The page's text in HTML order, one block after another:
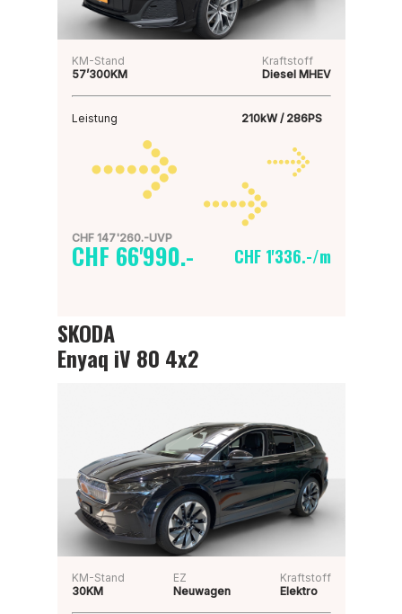
KM-Stand
57’300KM
Kraftstoff
Diesel MHEV
Leistung 210kW / 286PS
CHF 147'260.-UVP
CHF 66'990.- CHF 1'336.-/m
SKODA
Enyaq iV 80 4x2
KM-Stand
30KM
EZ
Neuwagen
Kraftstoff
Elektro